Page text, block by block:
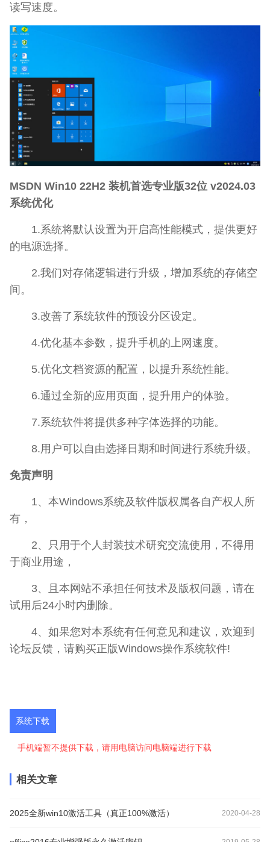
读写速度。
MSDN Win10 22H2 装机首选专业版32位 v2024.03
系统优化
1.系统将默认设置为开启高性能模式，提供更好
的电源选择。
2.我们对存储逻辑进行升级，增加系统的存储空
间。
3.改善了系统软件的预设分区设定。
4.优化基本参数，提升手机的上网速度。
5.优化文档资源的配置，以提升系统性能。
6.通过全新的应用页面，提升用户的体验。
7.系统软件将提供多种字体选择的功能。
8.用户可以自由选择日期和时间进行系统升级。
免责声明
1、本Windows系统及软件版权属各自产权人所
有，
2、只用于个人封装技术研究交流使用，不得用
于商业用途，
3、且本网站不承担任何技术及版权问题，请在
试用后24小时内删除。
4、如果您对本系统有任何意见和建议，欢迎到
论坛反馈，请购买正版Windows操作系统软件!
系统下载
手机端暂不提供下载，请用电脑访问电脑端进行下载
相关文章
2025全新win10激活工具（真正100%激活） 2020-04-28